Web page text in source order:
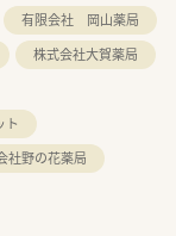
有限会社 岡山薬局
株式会社大賀薬局
ト
社野の花薬局